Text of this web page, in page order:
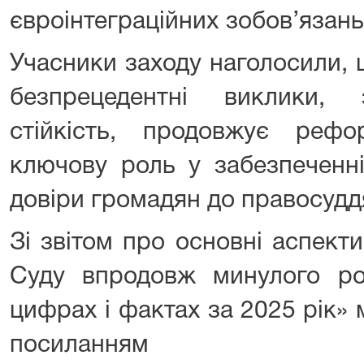
євроінтеграційних
Учасники заходу
безпрецедентні виклики,
стійкість, продовжує
ключову роль у
довіри громадян до
Зі звітом про основні
Суду впродовж минулого
цифрах і фактах за 2025